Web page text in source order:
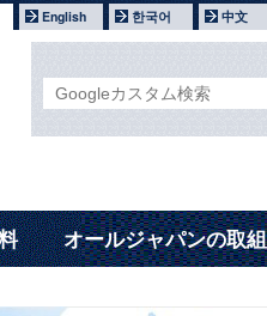
English 한국어 中文
オールジャパンの取組